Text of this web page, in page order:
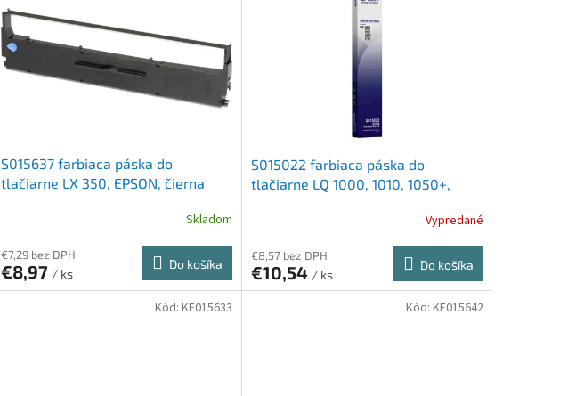
S015637 farbiaca páska do
tlačiarne LX 350, EPSON, čierna
Skladom
€7,29 bez DPH
€8,97 / ks
Do košíka
S015022 farbiaca páska do
tlačiarne LQ 1000, 1010, 1050+,
Vypredané
€8,57 bez DPH
€10,54 / ks
Do košíka
Kód: KE015633 Kód: KE015642